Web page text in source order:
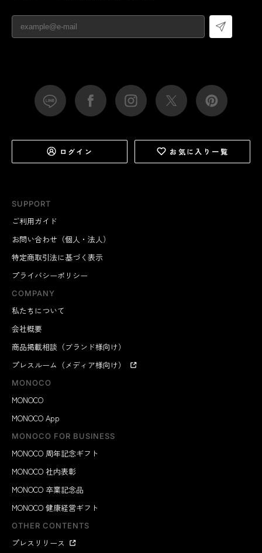
SUPPORT
ご利用ガイド
お問い合わせ（個人・法人）
特定商取引法に基づく表示
プライバシーポリシー
COMPANY
私たちについて
会社概要
商品掲載相談（ブランド様向け）
プレスルーム（メディア様向け）
MONOCO
MONOCO
MONOCO App
MONOCO FOR BUSINESS
MONOCO 周年記念ギフト
MONOCO 社内表彰
MONOCO 卒業記念品
MONOCO 健康経営ギフト
OTHER CONTENTS
プレスリリース
ログイン お気に入り一覧